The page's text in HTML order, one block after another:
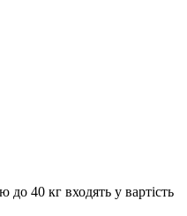
40 кг входять у вартість